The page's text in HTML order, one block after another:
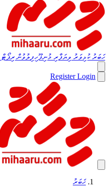
ހަބަރުކުޅިވަރު ވިޔަފާރި މުނިފޫހިފިލުވުންރިޕޯޓް
RegisterLogin
ޚަބަރު